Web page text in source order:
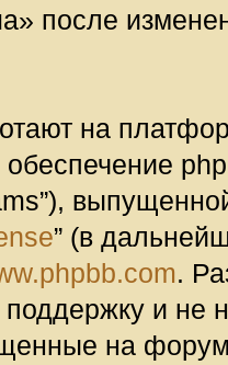
после
на
обеспечение
” (в
.
и не
на